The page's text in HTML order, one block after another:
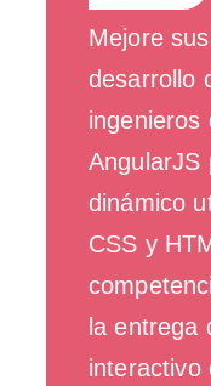
Mejore
desarrollo
ingenieros
AngularJS
dinámico
CSS y
la entrega
interactivo